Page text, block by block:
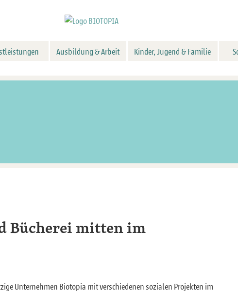
Ausbildung & Arbeit Kinder, Jugend & Familie
Bücherei mitten im
Unternehmen Biotopia mit verschiedenen sozialen Projekten im